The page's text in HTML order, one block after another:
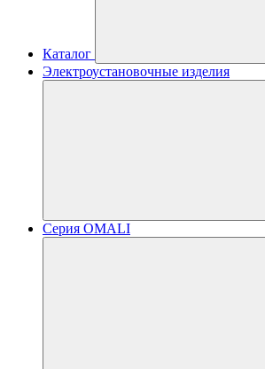
Каталог
Электроустановочные изделия
Серия OMALI